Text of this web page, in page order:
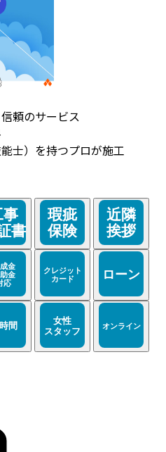
頼のサービス
士）を持つプロが施工